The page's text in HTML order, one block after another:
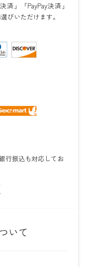
」「PayPay決済」
びいただけます。
行振込も対応してお
いて